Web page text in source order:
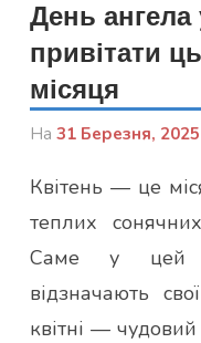
День ангела
привітати
місяця
На 31 Березня, 2025
Квітень — це
теплих
Саме у цей
відзначають
квітні —